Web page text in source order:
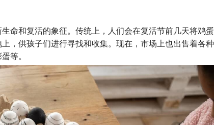
命和复活的象征。传统上，人们会在复活节前几天将鸡蛋
，供孩子们进行寻找和收集。现在，市场上也出售着各种
等。